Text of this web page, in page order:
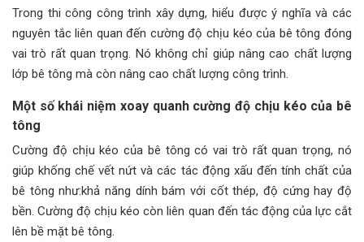
Trong thi công công trình xây dựng, hiểu được ý nghĩa và các
nguyên tắc liên quan đến cường độ chịu kéo của bê tông đóng
vai trò rất quan trọng. Nó không chỉ giúp nâng cao chất lượng
lớp bê tông mà còn nâng cao chất lượng công trình.
Một số khái niệm xoay quanh cường độ chịu kéo của bê
tông
Cường độ chịu kéo của bê tông có vai trò rất quan trọng, nó
giúp khống chế vết nứt và các tác động xấu đến tính chất của
bê tông như:khả năng dính bám với cốt thép, độ cứng hay độ
bền. Cường độ chịu kéo còn liên quan đến tác động của lực cắt
lên bề mặt bê tông.